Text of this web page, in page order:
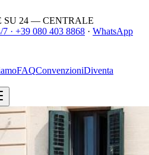
SU 24 — CENTRALE
· +39 080 403 8868 · WhatsApp
FAQConvenzioniDiventa